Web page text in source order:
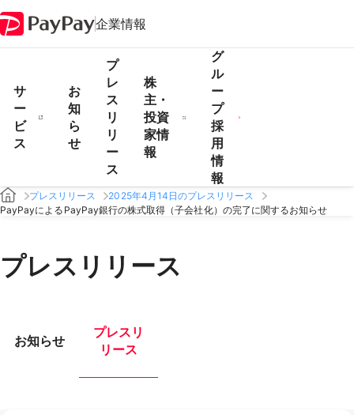
企業情報
サ
ー
ビ
ス
お
知
ら
せ
プ
レ
ス
リ
リ
ー
ス
株
主・
投資
家情
報
グ
ル
ー
プ
採
用
情
報
プレスリリース
2025年4月14日のプレスリリース
PayPayによるPayPay銀行の株式取得（子会社化）の完了に関するお知らせ
プレスリリース
お知らせ
プレスリ
リース